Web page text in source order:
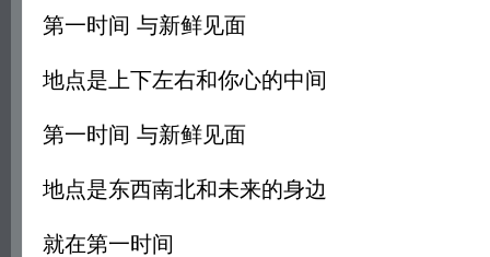
第一时间 与新鲜见面
地点是上下左右和你心的中间
第一时间 与新鲜见面
地点是东西南北和未来的身边
就在第一时间